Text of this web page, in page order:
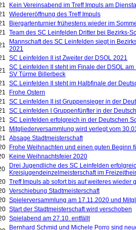
Kein Vereinsabend im Treff Impuls am
Wiedereröffnung des Treff Impuls
Biergartenturnier frühestens wieder im
Team des SC Leinfelden Dritter bei Bezirks-
Mannschaft des SC Leinfelden siegt in
2021
SC Leinfelden II ist Zweiter der DSOL 2021
SC Leinfelden II steht im Finale der DSOL
SV Türme Billerbeck
SC Leinfelden II steht im Halbfinale der
Frohe Ostern
SC Leinfelden II ist Gruppensieger in der
SC Leinfelden I Gruppenfünfter in der
SC Leinfelden erfolgreich in der Deutschen
Mitgliederversammlung wird verlegt vom
Absage Stadtmeisterschaft
Frohe Weihnachten und einen guten Beginn
Keine Weihnachtsfeier 2020
Drei Jugendliche des SC Leinfelden
Kreisjugendeinzelmeisterschaft im
Treff Impuls ab sofort bis auf weiteres wieder
Verschiebung Stadtmeisterschaft
Spielerversammlung am 17.11.2020 und
Start der Stadtmeisterschaft wird verschoben
Spielabend am 27.10. entfällt
Bernhard Schmid und Michele Porro sind